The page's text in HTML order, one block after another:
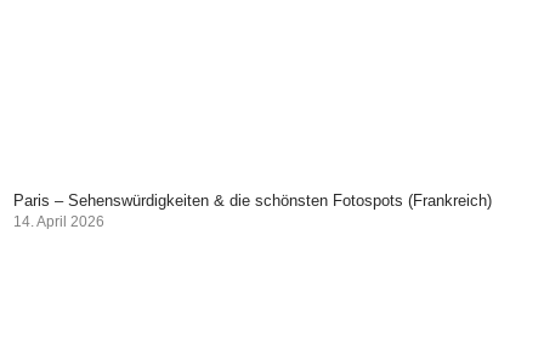
Paris – Sehenswürdigkeiten & die schönsten Fotospots (Frankreich)
14. April 2026